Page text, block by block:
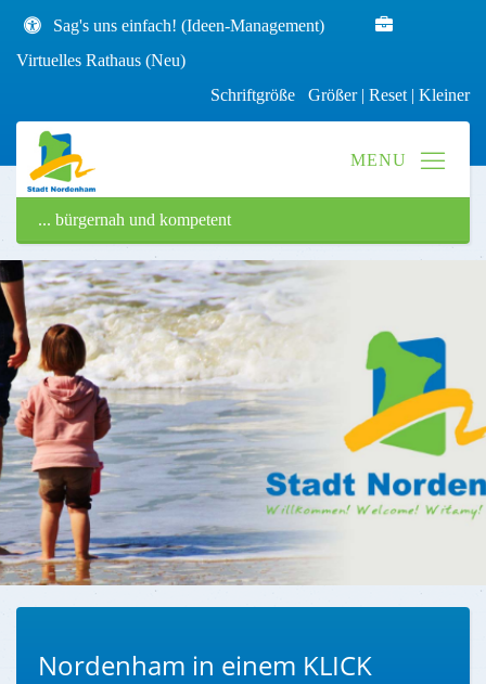
Sag's uns einfach! (Ideen-Management)
Virtuelles Rathaus (Neu)
Schriftgröße Größer| Reset | Kleiner
... bürgernah und kompetent
Nordenham in einem KLICK